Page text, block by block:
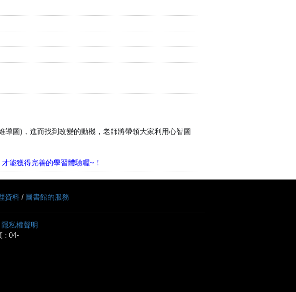
圖)，進而找到改變的動機，老師將帶領大家利用心智圖
才能獲得完善的學習體驗喔~！
資料 / 圖書館的服務
隱私權聲明
: 04-